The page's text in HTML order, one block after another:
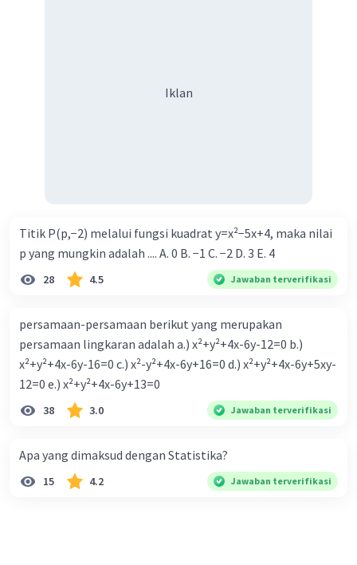
x = 𝞹 ---> cos 2(𝞹) = 1 > 0
Beri Rating·5.0 (1 Balas
Wangga10 0
Terimakasih
Iklan
Titik P(p,−2) melalui fungsi kuadrat y=x²−5x+4, maka nilai
p yang mungkin adalah .... A. 0 B. −1 C. −2 D. 3 E. 4
28 4.5 Jawaban terverifikasi
persamaan-persamaan berikut yang merupakan
persamaan lingkaran adalah a.) x²+y²+4x-6y-12=0 b.)
x²+y²+4x-6y-16=0 c.) x²-y²+4x-6y+16=0 d.) x²+y²+4x-6y+5xy-
12=0 e.) x²+y²+4x-6y+13=0
38 3.0 Jawaban terverifikasi
Apa yang dimaksud dengan Statistika?
15 4.2 Jawaban terverifikasi